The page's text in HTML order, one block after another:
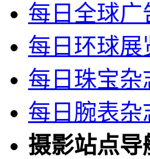
每日全球广
每日环球展
每日珠宝杂
每日腕表杂
摄影站点导